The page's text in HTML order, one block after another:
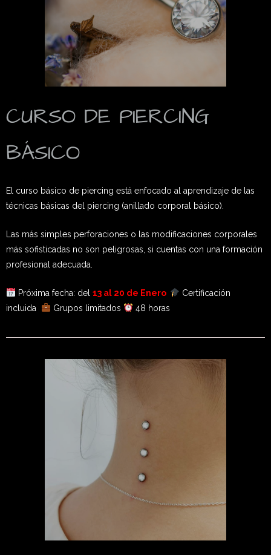
CURSO DE PIERCING
BÁSICO
El curso básico de piercing está enfocado al aprendizaje de las
técnicas básicas del piercing (anillado corporal básico).
Las más simples perforaciones o las modificaciones corporales
más sofisticadas no son peligrosas, si cuentas con una formación
profesional adecuada.
Próxima fecha: del 13al 20 de Enero
Certificación
incluida
Grupos limitados 48 horas